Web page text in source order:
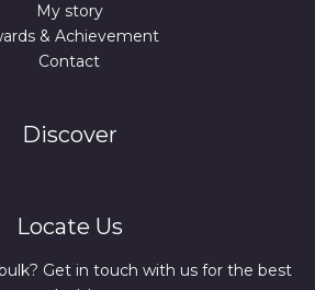
My story
& Achievement
Contact
Discover
Locate Us
Get in touch with us for the best